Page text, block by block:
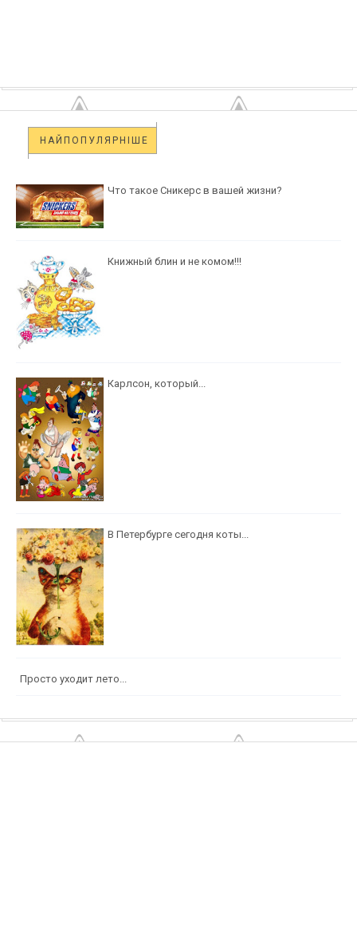
НАЙПОПУЛЯРНІШЕ
Что такое Сникерс в вашей жизни?
Книжный блин и не комом!!!
Карлсон, который...
В Петербурге сегодня коты...
Просто уходит лето...